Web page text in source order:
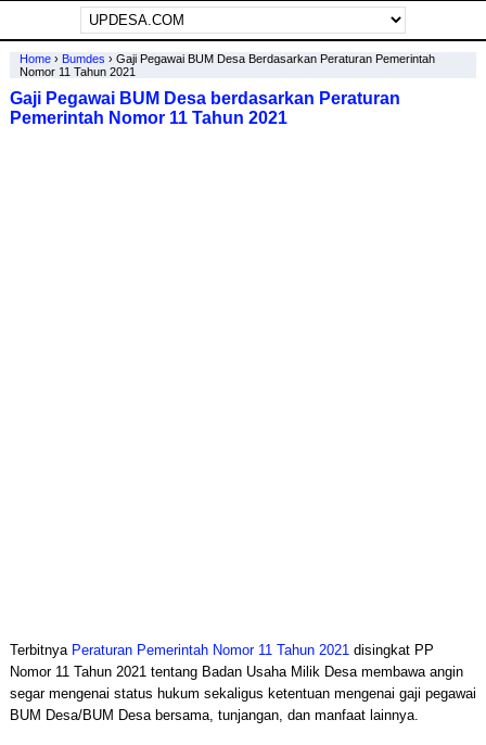
Home› Bumdes › Gaji Pegawai BUM Desa Berdasarkan Peraturan Pemerintah
Nomor 11 Tahun 2021
Gaji Pegawai BUM Desa berdasarkan Peraturan
Pemerintah Nomor 11 Tahun 2021
Terbitnya Peraturan Pemerintah Nomor 11 Tahun 2021disingkat PP
Nomor 11 Tahun 2021 tentang Badan Usaha Milik Desa membawa angin
segar mengenai status hukum sekaligus ketentuan mengenai gaji pegawai
BUM Desa/BUM Desa bersama, tunjangan, dan manfaat lainnya.